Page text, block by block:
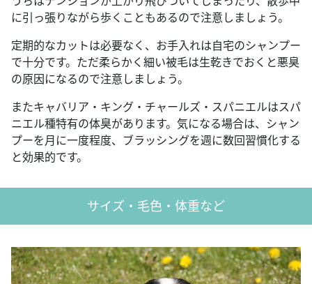
に引っ張りながら歩くこともあるので注意しましょう。
定期的なカットは必要なく、お手入れは自宅のシャンプー
で十分です。ただ柔らかく細い被毛は生乾きでおくと悪臭
の原因になるので注意しましょう。
またキャバリア・キング・チャールズ・スパニエルはスパ
ニエル種特有の体臭があります。気になる場合は、シャン
プーを月に一度程度、ブラッシングを週に数回習慣化する
と効果的です。
サイズ・毛色・体重など